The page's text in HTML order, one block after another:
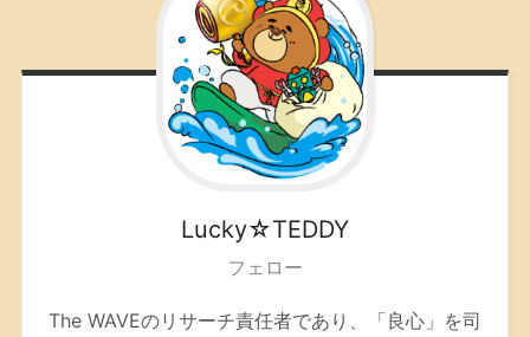
Lucky☆TEDDY
フェロー
The WAVEのリサーチ責任者であり、「良心」を司